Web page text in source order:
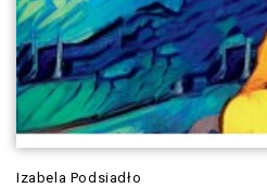
Izabela Podsiadło